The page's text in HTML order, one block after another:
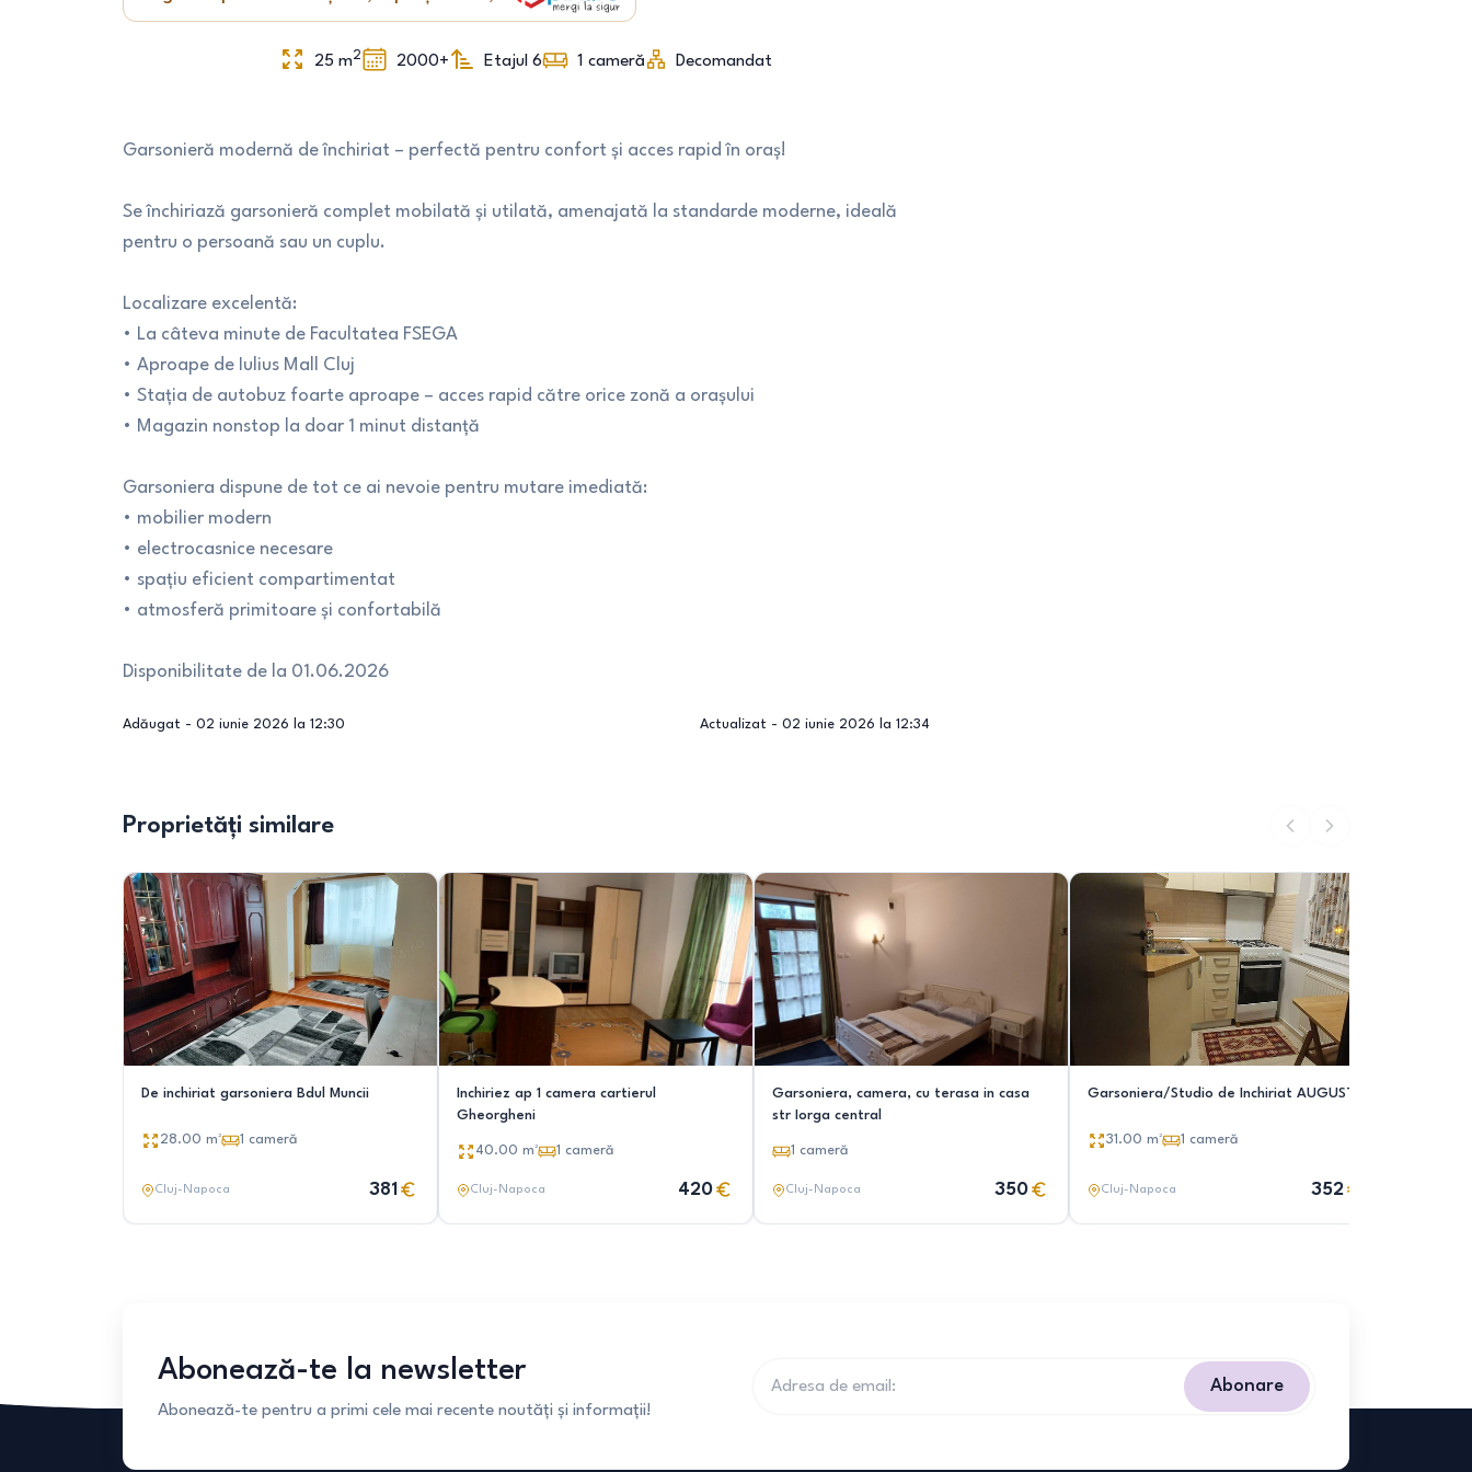
25 m2 2000+ Etajul 6 1 cameră Decomandat
Garsonieră modernă de închiriat – perfectă pentru confort și acces rapid în oraș!
Se închiriază garsonieră complet mobilată și utilată, amenajată la standarde moderne, ideală
pentru o persoană sau un cuplu.
Localizare excelentă:
• La câteva minute de Facultatea FSEGA
• Aproape de Iulius Mall Cluj
• Stația de autobuz foarte aproape – acces rapid către orice zonă a orașului
• Magazin nonstop la doar 1 minut distanță
Garsoniera dispune de tot ce ai nevoie pentru mutare imediată:
• mobilier modern
• electrocasnice necesare
• spațiu eficient compartimentat
• atmosferă primitoare și confortabilă
Disponibilitate de la 01.06.2026
Adăugat - 02 iunie 2026 la 12:30 Actualizat - 02 iunie 2026 la 12:34
Proprietăți similare
De inchiriat garsoniera Bdul Muncii
28.00 m² 1 cameră
Cluj-Napoca 381
Inchiriez ap 1 camera cartierul
Gheorgheni
40.00 m² 1 cameră
Cluj-Napoca 420
Garsoniera, camera, cu terasa in casa
str Iorga central
1 cameră
Cluj-Napoca 350
Garsoniera/Studio de Inchiriat AUGUST
31.00 m² 1 cameră
Cluj-Napoca 352
Abonează-te la newsletter
Abonează-te pentru a primi cele mai recente noutăți și informații!
Abonare